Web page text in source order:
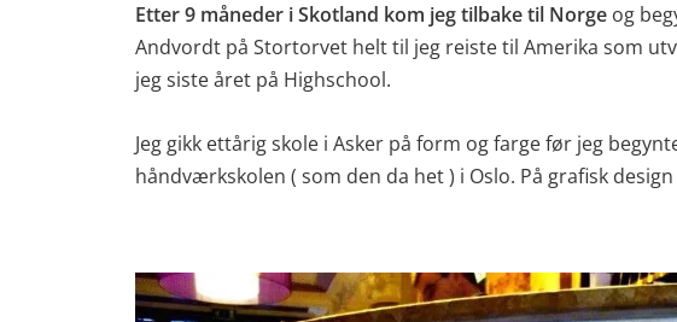
Etter 9 måneder i Skotland kom jeg tilbake til Norge og
Andvordt på Stortorvet helt til jeg reiste til Amerika som
jeg siste året på Highschool.
Jeg gikk ettårig skole i Asker på form og farge før jeg
håndværkskolen ( som den da het ) i Oslo. På grafisk